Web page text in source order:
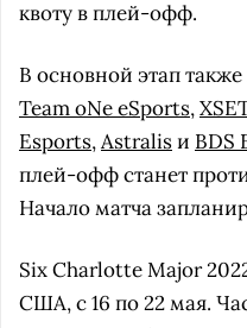
квоту в плей-офф.
В основной этап
Team oNe eSports,
Esports,Astralisи BDS
плей-офф станет
Начало матча
Six Charlotte Major
США, с 16 по 22 мая.